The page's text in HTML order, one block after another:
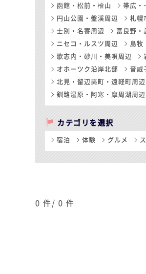
函館・松前・檜山
帯広・
円山公園・盤渓周辺
札幌
士別・名寄周辺
富良野・
ニセコ・ルスツ周辺
島牧
歌志内・砂川・美唄周辺
オホーツク沿岸北部
音威
北見・留辺蘂町・遠軽町周辺
釧路湿原・阿寒・摩周湖周辺
カテゴリを選択
宿泊 体験 グルメ
0 件/ 0 件